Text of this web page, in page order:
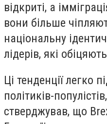
відкриті, а
вони більше
національну
лідерів, які
Ці тенденції легко
політиків-
стверджував, що